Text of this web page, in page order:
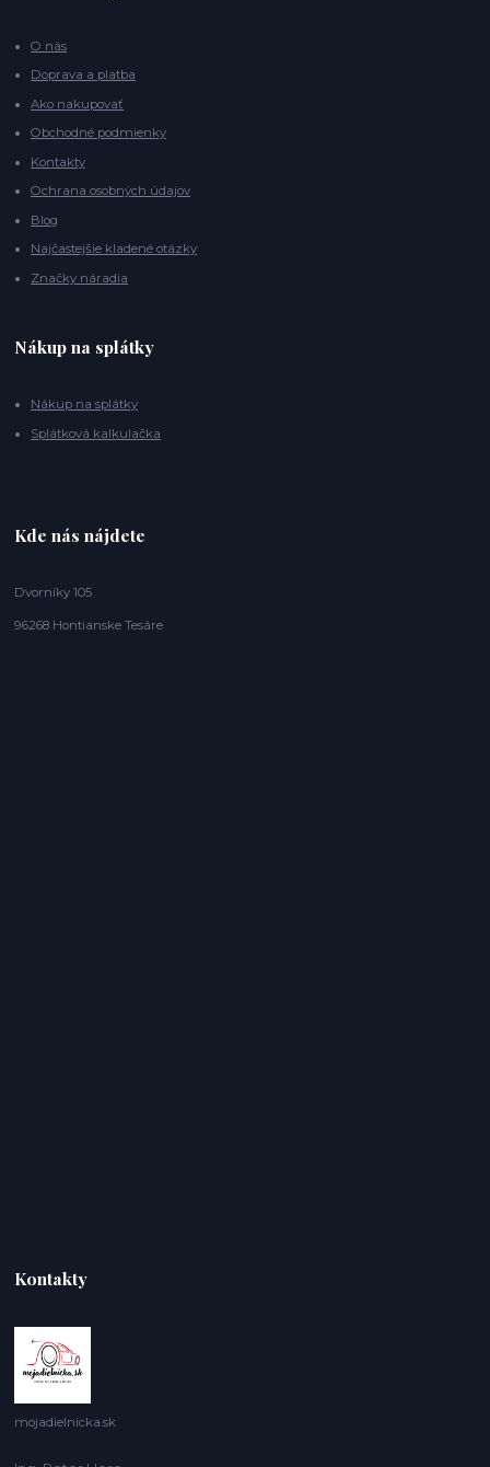
O nás
Doprava a platba
Ako nakupovať
Obchodné podmienky
Kontakty
Ochrana osobných údajov
Blog
Najčastejšie kladené otázky
Značky náradia
Nákup na splátky
Nákup na splátky
Splátková kalkulačka
Kde nás nájdete
Dvorníky 105
96268 Hontianske Tesáre
Kontakty
mojadielnicka.sk